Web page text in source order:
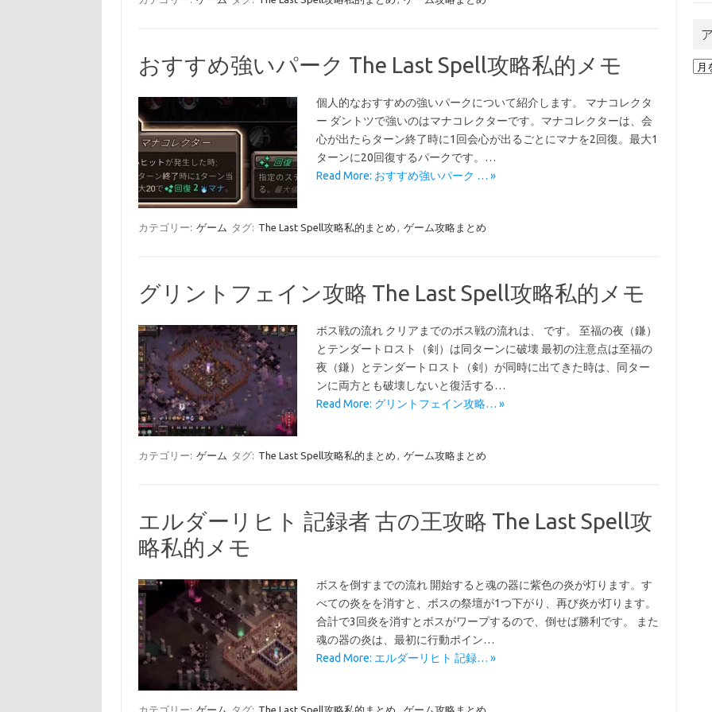
おすすめ強いパーク The Last Spell攻略私的メモ
個人的なおすすめの強いパークについて紹介します。 マナコレクタ
ー ダントツで強いのはマナコレクターです。マナコレクターは、会
心が出たらターン終了時に1回会心が出るごとにマナを2回復。最大1
ターンに20回復するパークです。…
Read More: おすすめ強いパーク … »
カテゴリー: ゲーム タグ: The Last Spell攻略私的まとめ , ゲーム攻略まとめ
グリントフェイン攻略 The Last Spell攻略私的メモ
ボス戦の流れ クリアまでのボス戦の流れは、 です。 至福の夜（鎌）
とテンダートロスト（剣）は同ターンに破壊 最初の注意点は至福の
夜（鎌）とテンダートロスト（剣）が同時に出てきた時は、同ター
ンに両方とも破壊しないと復活する…
Read More: グリントフェイン攻略… »
カテゴリー: ゲーム タグ: The Last Spell攻略私的まとめ , ゲーム攻略まとめ
エルダーリヒト 記録者 古の王攻略 The Last Spell攻
略私的メモ
ボスを倒すまでの流れ 開始すると魂の器に紫色の炎が灯ります。す
べての炎をを消すと、ボスの祭壇が1つ下がり、再び炎が灯ります。
合計で3回炎を消すとボスがワープするので、倒せば勝利です。 また
魂の器の炎は、最初に行動ポイン…
Read More: エルダーリヒト 記録… »
カテゴリー: ゲーム タグ: The Last Spell攻略私的まとめ ゲーム攻略まとめ
ア